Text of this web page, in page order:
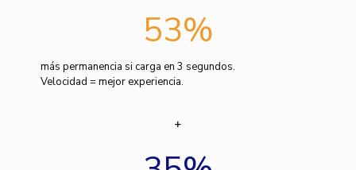
53%
más permanencia si carga en 3 segundos.
Velocidad = mejor experiencia.